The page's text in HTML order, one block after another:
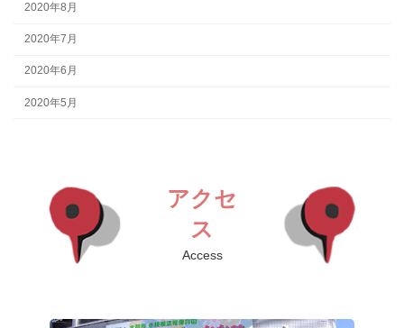
2020年8月
2020年7月
2020年6月
2020年5月
アクセ
ス
Access